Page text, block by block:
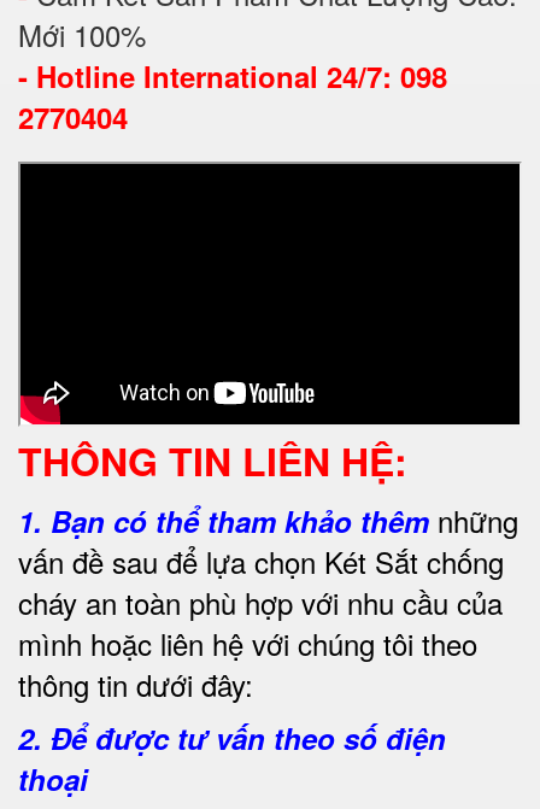
Mới 100%
- Hotline International 24/7: 098
2770404
THÔNG TIN LIÊN HỆ:
1. Bạn có thể tham khảo thêm những
vấn đề sau để lựa chọn Két Sắt chống
cháy an toàn phù hợp với nhu cầu của
mình hoặc liên hệ với chúng tôi theo
thông tin dưới đây:
2. Để được tư vấn theo số điện
thoại